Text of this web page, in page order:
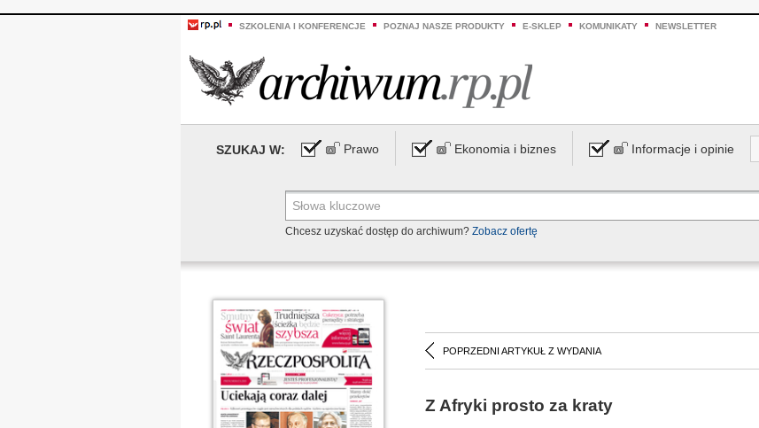
SZKOLENIA I KONFERENCJE POZNAJ NASZE PRODUKTY E-SKLEP KOMUNIKATY NEWSLETTER
SZUKAJ W: Prawo Ekonomia i biznes Informacje i opinie
Chcesz uzyskać dostęp do archiwum? Zobacz ofertę
POPRZEDNI ARTYKUŁ Z WYDANIA
Z Afryki prosto za kraty